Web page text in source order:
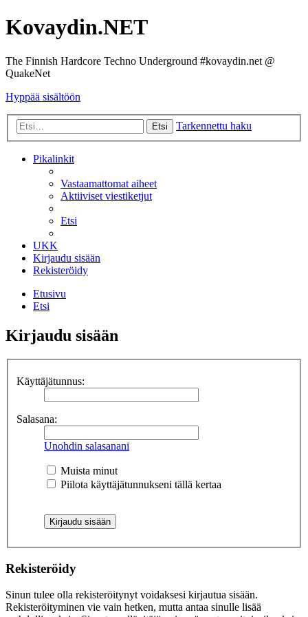
Kovaydin.NET
The Finnish Hardcore Techno Underground #kovaydin.net @
QuakeNet
Hyppää sisältöön
Etsi Tarkennettu haku
Pikalinkit
Vastaamattomat aiheet
Aktiiviset viestiketjut
Etsi
UKK
Kirjaudu sisään
Rekisteröidy
Etusivu
Etsi
Kirjaudu sisään
Käyttäjätunnus:
Salasana:
Unohdin salasanani
Muista minut
Piilota käyttäjätunnukseni tällä kertaa
Rekisteröidy
Sinun tulee olla rekisteröitynyt voidaksesi kirjautua sisään.
Rekisteröityminen vie vain hetken, mutta antaa sinulle lisää